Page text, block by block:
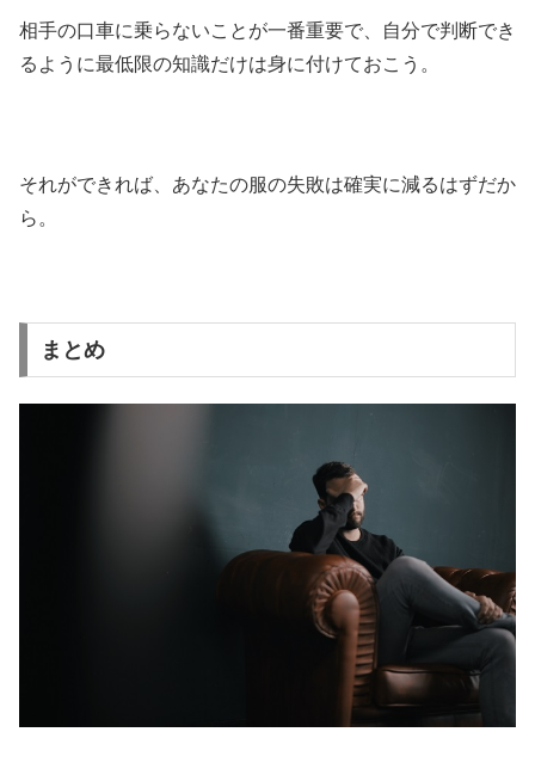
相手の口車に乗らないことが一番重要で、自分で判断でき
るように最低限の知識だけは身に付けておこう。
それができれば、あなたの服の失敗は確実に減るはずだか
ら。
まとめ